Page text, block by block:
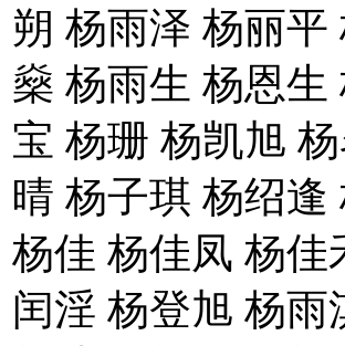
朔 杨雨泽 杨丽
燊 杨雨生 杨恩
宝 杨珊 杨凯旭
晴 杨子琪 杨绍
杨佳 杨佳凤 杨佳
闰淫 杨登旭 杨